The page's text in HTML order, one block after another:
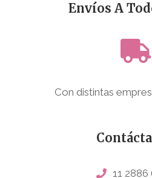
Envíos A
Con distintas
11 2886